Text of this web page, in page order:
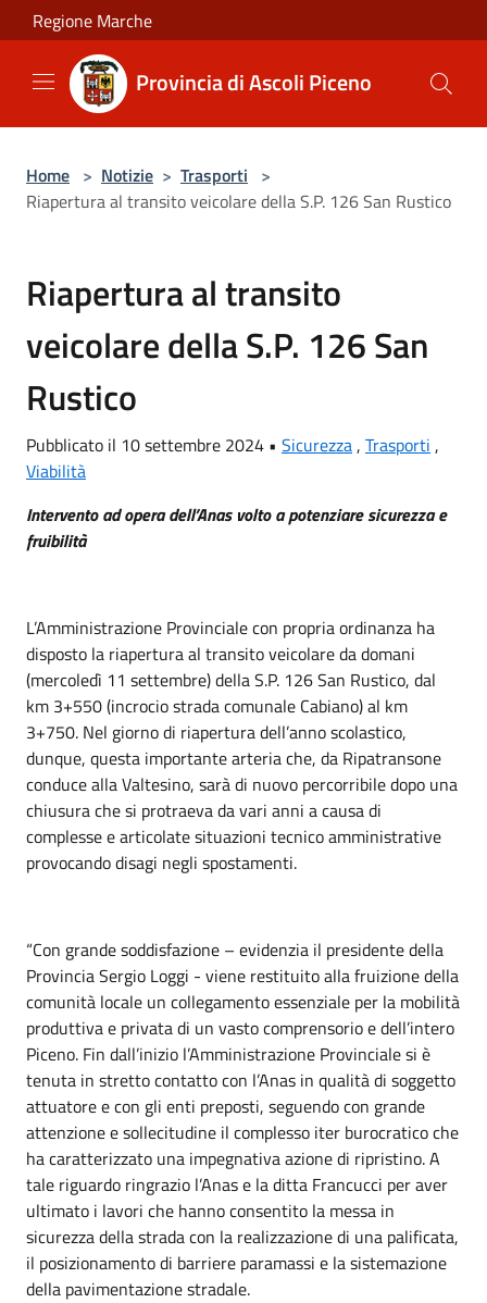
Salta al contenuto principale
Regione Marche
Provincia di Ascoli Piceno
Home > Notizie > Trasporti >
Riapertura al transito veicolare della S.P. 126 San Rustico
Riapertura al transito
veicolare della S.P. 126 San
Rustico
Pubblicato il 10 settembre 2024 • Sicurezza, Trasporti ,
Viabilità
Intervento ad opera dell’Anas volto a potenziare sicurezza e
fruibilità
L’Amministrazione Provinciale con propria ordinanza ha
disposto la riapertura al transito veicolare da domani
(mercoledì 11 settembre) della S.P. 126 San Rustico, dal
km 3+550 (incrocio strada comunale Cabiano) al km
3+750. Nel giorno di riapertura dell’anno scolastico,
dunque, questa importante arteria che, da Ripatransone
conduce alla Valtesino, sarà di nuovo percorribile dopo una
chiusura che si protraeva da vari anni a causa di
complesse e articolate situazioni tecnico amministrative
provocando disagi negli spostamenti.
“Con grande soddisfazione – evidenzia il presidente della
Provincia Sergio Loggi - viene restituito alla fruizione della
comunità locale un collegamento essenziale per la mobilità
produttiva e privata di un vasto comprensorio e dell’intero
Piceno. Fin dall’inizio l’Amministrazione Provinciale si è
tenuta in stretto contatto con l’Anas in qualità di soggetto
attuatore e con gli enti preposti, seguendo con grande
attenzione e sollecitudine il complesso iter burocratico che
ha caratterizzato una impegnativa azione di ripristino. A
tale riguardo ringrazio l’Anas e la ditta Francucci per aver
ultimato i lavori che hanno consentito la messa in
sicurezza della strada con la realizzazione di una palificata,
il posizionamento di barriere paramassi e la sistemazione
della pavimentazione stradale.